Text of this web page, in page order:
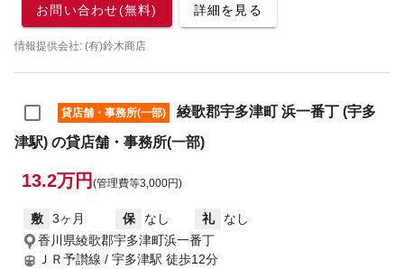
お問い合わせ(無料) 詳細を見る
情報提供会社: (有)鈴木商店
貸店舗・事務所(一部)
綾歌郡宇多津町 浜一番丁 (宇多
津駅) の貸店舗・事務所(一部)
13.2万円 (管理費等3,000円)
敷 3ヶ月 保 なし 礼
なし
香川県綾歌郡宇多津町浜一番丁
ＪＲ予讃線 / 宇多津駅 徒歩12分